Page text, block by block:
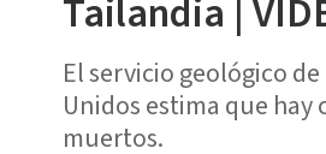
Tailandia |
El servicio geológico
Unidos estima que hay
muertos.